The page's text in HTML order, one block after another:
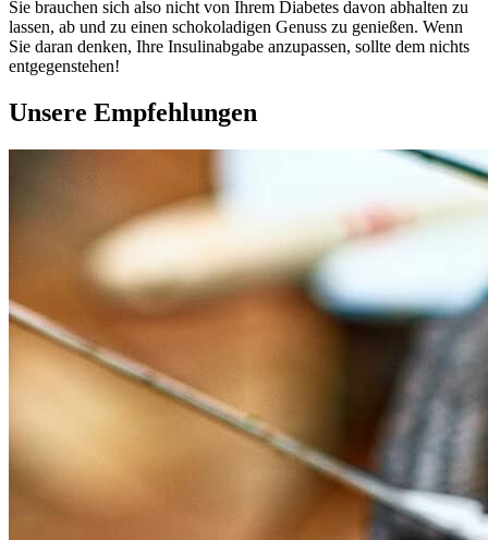
Sie brauchen sich also nicht von Ihrem Diabetes davon abhalten zu
lassen, ab und zu einen schokoladigen Genuss zu genießen. Wenn
Sie daran denken, Ihre Insulinabgabe anzupassen, sollte dem nichts
entgegenstehen!
Unsere Empfehlungen